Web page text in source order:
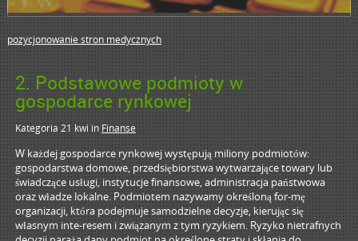
pozycjonowanie stron medycznych
2. Podstawowe podmioty w
gospodarce rynkowej
Kategoria 21 kwiinFinanse
W każdej gospodarce rynkowej występują miliony podmiotów:
gospodarstwa domowe, przedsiębiorstwa wytwarzające towary lub
świadczące usługi, instytucje finansowe, administracja państwowa
oraz władze lokalne. Podmiotem nazywamy określoną for-mę
organizacji, która podejmuje samodzielne decyzje, kierując się
własnym inte-resem i związanym z tym ryzykiem. Ryzyko nietrafnych